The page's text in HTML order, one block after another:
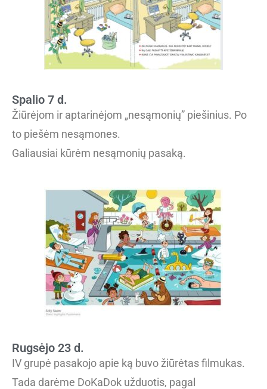
Spalio 7 d.
Žiūrėjom ir aptarinėjom „nesąmonių” piešinius. Po
to piešėm nesąmones.
Galiausiai kūrėm nesąmonių pasaką.
Rugsėjo 23 d.
IV grupė pasakojo apie ką buvo žiūrėtas filmukas.
Tada darėme DoKaDok užduotis, pagal